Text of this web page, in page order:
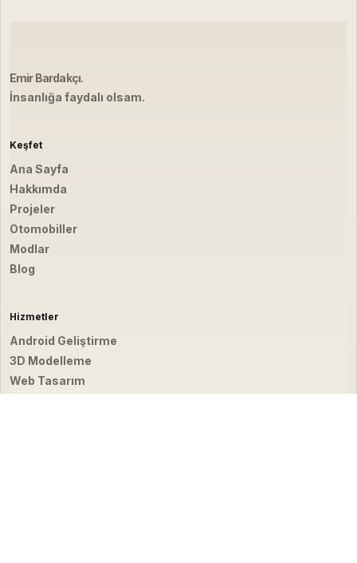
Emir Bardakçı.
İnsanlığa faydalı olsam.
Keşfet
Ana Sayfa
Hakkımda
Projeler
Otomobiller
Modlar
Blog
Hizmetler
Android Geliştirme
3D Modelleme
Web Tasarım